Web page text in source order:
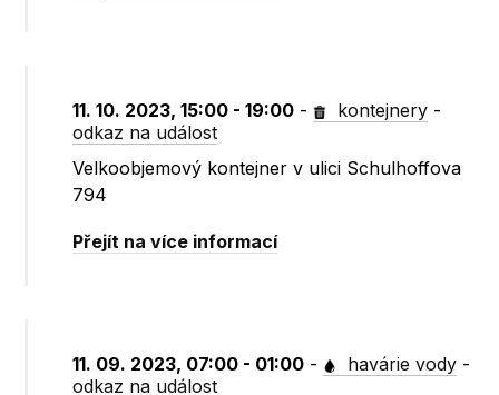
11. 10. 2023, 15:00 - 19:00 - kontejnery -
odkaz na událost
Velkoobjemový kontejner v ulici Schulhoffova
794
Přejít na více informací
11. 09. 2023, 07:00 - 01:00 - havárie vody -
odkaz na událost